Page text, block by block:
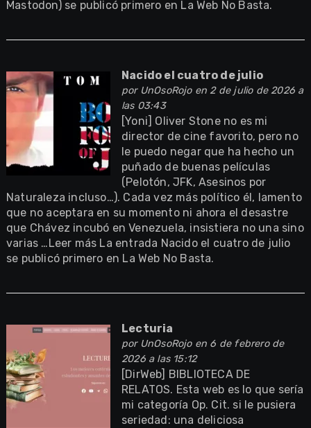
Mastodon) se publicó primero en La Web No Basta.
Nacido el cuatro de julio
por UnOsoRojoen 2 de julio de 2026 a
las 03:43
[Yoni] Oliver Stone no es mi
director de cine favorito, pero no
le puedo negar que ha hecho un
puñado de buenas películas
(Pelotón, JFK, Asesinos por
Naturaleza incluso…). Cada vez más político él, lamento
que no aceptara en su momento ni ahora el desastre
que Chávez incubó en Venezuela, insistiera no una sino
varias …Leer más La entrada Nacido el cuatro de julio
se publicó primero en La Web No Basta.
Lecturia
por UnOsoRojoen 6 de febrero de
2026 a las 15:12
[DirWeb] BIBLIOTECA DE
RELATOS. Esta web es lo que sería
mi categoría Op. Cit. si le pusiera
seriedad: una deliciosa